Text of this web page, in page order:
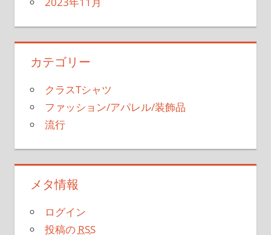
カテゴリー
クラスTシャツ
ファッション/アパレル/装飾品
流行
メタ情報
ログイン
投稿の RSS